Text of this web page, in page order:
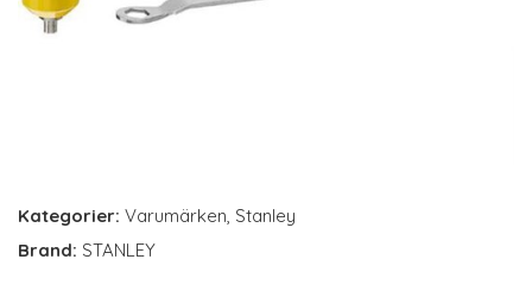
Kategorier: Varumärken, Stanley
Brand: STANLEY